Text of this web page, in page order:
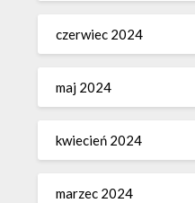
czerwiec 2024
maj 2024
kwiecień 2024
marzec 2024